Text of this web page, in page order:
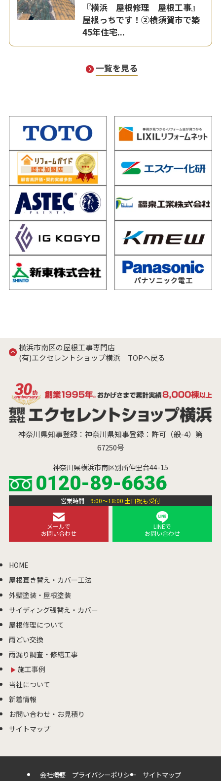
『横浜 屋根修理 屋根工事』
屋根っちです！②横須賀市で築
45年住宅...
一覧を見る
横浜市南区の屋根工事専門店
(有)エクセレントショップ横浜 TOPへ戻る
神奈川県知事登録：神奈川県知事登録：許可（般-4）第
67250号
神奈川県横浜市南区別所仲里台44-15
0120-89-6636
営業時間 9:00～18:00 土日祝も受付
メールで
お問い合わせ
LINEで
お問い合わせ
HOME
屋根葺き替え・カバー工法
外壁塗装・屋根塗装
サイディング張替え・カバー
屋根修理について
雨どい交換
雨漏り調査・修繕工事
施工事例
当社について
新着情報
お問い合わせ・お見積り
サイトマップ
会社概要 プライバシーポリシー サイトマップ